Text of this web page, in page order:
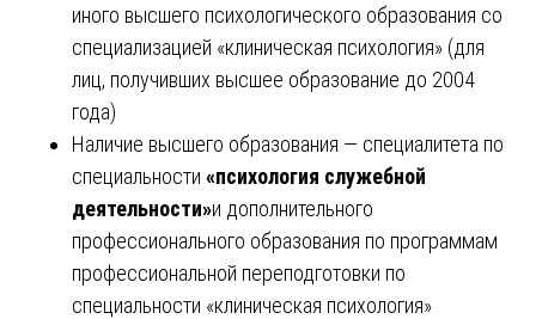
иного высшего психологического образования со
специализацией «клиническая психология» (для
лиц, получивших высшее образование до 2004
года)
Наличие высшего образования — специалитета по
специальности «психология служебной
деятельности»и дополнительного
профессионального образования по программам
профессиональной переподготовки по
специальности «клиническая психология»